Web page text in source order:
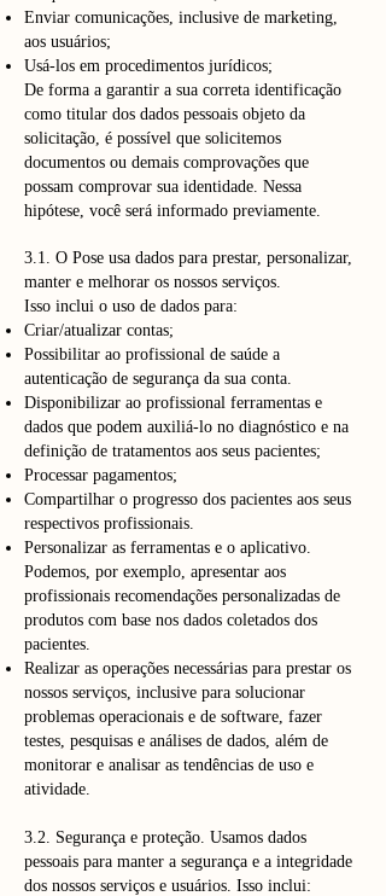
Enviar comunicações, inclusive de marketing,
aos usuários;
Usá-los em procedimentos jurídicos;
De forma a garantir a sua correta identificação
como titular dos dados pessoais objeto da
solicitação, é possível que solicitemos
documentos ou demais comprovações que
possam comprovar sua identidade. Nessa
hipótese, você será informado previamente.
3.1. O Pose usa dados para prestar, personalizar,
manter e melhorar os nossos serviços.
Isso inclui o uso de dados para:
Criar/atualizar contas;
Possibilitar ao profissional de saúde a
autenticação de segurança da sua conta.
Disponibilizar ao profissional ferramentas e
dados que podem auxiliá-lo no diagnóstico e na
definição de tratamentos aos seus pacientes;
Processar pagamentos;
Compartilhar o progresso dos pacientes aos seus
respectivos profissionais.
Personalizar as ferramentas e o aplicativo.
Podemos, por exemplo, apresentar aos
profissionais recomendações personalizadas de
produtos com base nos dados coletados dos
pacientes.
Realizar as operações necessárias para prestar os
nossos serviços, inclusive para solucionar
problemas operacionais e de software, fazer
testes, pesquisas e análises de dados, além de
monitorar e analisar as tendências de uso e
atividade.
3.2. Segurança e proteção. Usamos dados
pessoais para manter a segurança e a integridade
dos nossos serviços e usuários. Isso inclui: